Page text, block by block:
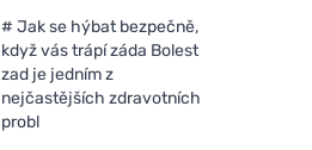
# Jak se hýbat bezpečně,
když vás trápí záda Bolest
zad je jedním z
nejčastějších zdravotních
probl